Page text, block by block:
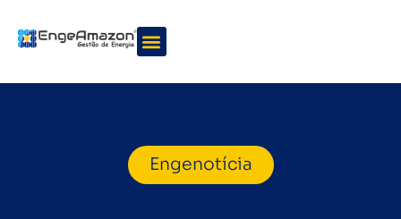
Engenotícia